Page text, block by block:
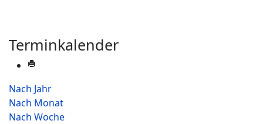
Terminkalender
Nach Jahr
Nach Monat
Nach Woche